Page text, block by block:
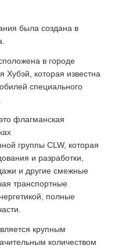
была создана в
в городе
Хубэй, которая известна
специального
флагманская
группы CLW, которая
и разработки,
и другие смежные
транспортные
полные
крупным
количеством